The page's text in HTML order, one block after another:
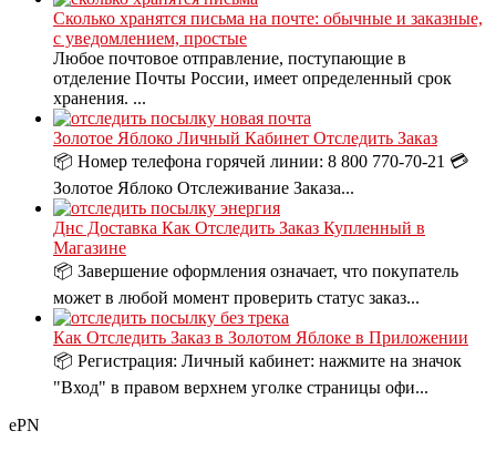
Сколько хранятся письма на почте: обычные и заказные,
с уведомлением, простые
Любое почтовое отправление, поступающие в
отделение Почты России, имеет определенный срок
хранения. ...
Золотое Яблоко Личный Кабинет Отследить Заказ
📦 Номер телефона горячей линии: 8 800 770-70-21 💳
Золотое Яблоко Отслеживание Заказа...
Днс Доставка Как Отследить Заказ Купленный в
Магазине
📦 Завершение оформления означает, что покупатель
может в любой момент проверить статус заказ...
Как Отследить Заказ в Золотом Яблоке в Приложении
📦 Регистрация: Личный кабинет: нажмите на значок
"Вход" в правом верхнем уголке страницы офи...
ePN